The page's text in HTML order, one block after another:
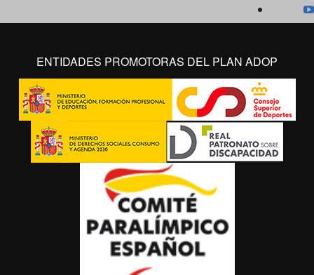
ENTIDADES PROMOTORAS DEL PLAN ADOP